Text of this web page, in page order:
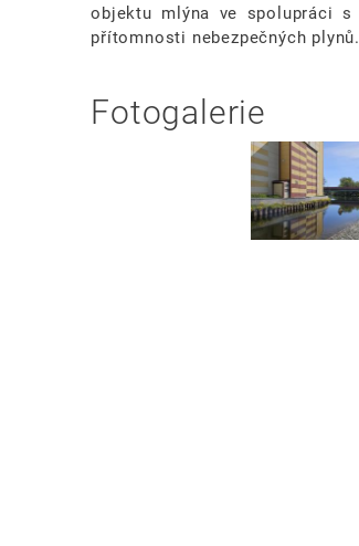
objektu mlýna ve spolupráci
přítomnosti nebezpečných plynů.
Fotogalerie